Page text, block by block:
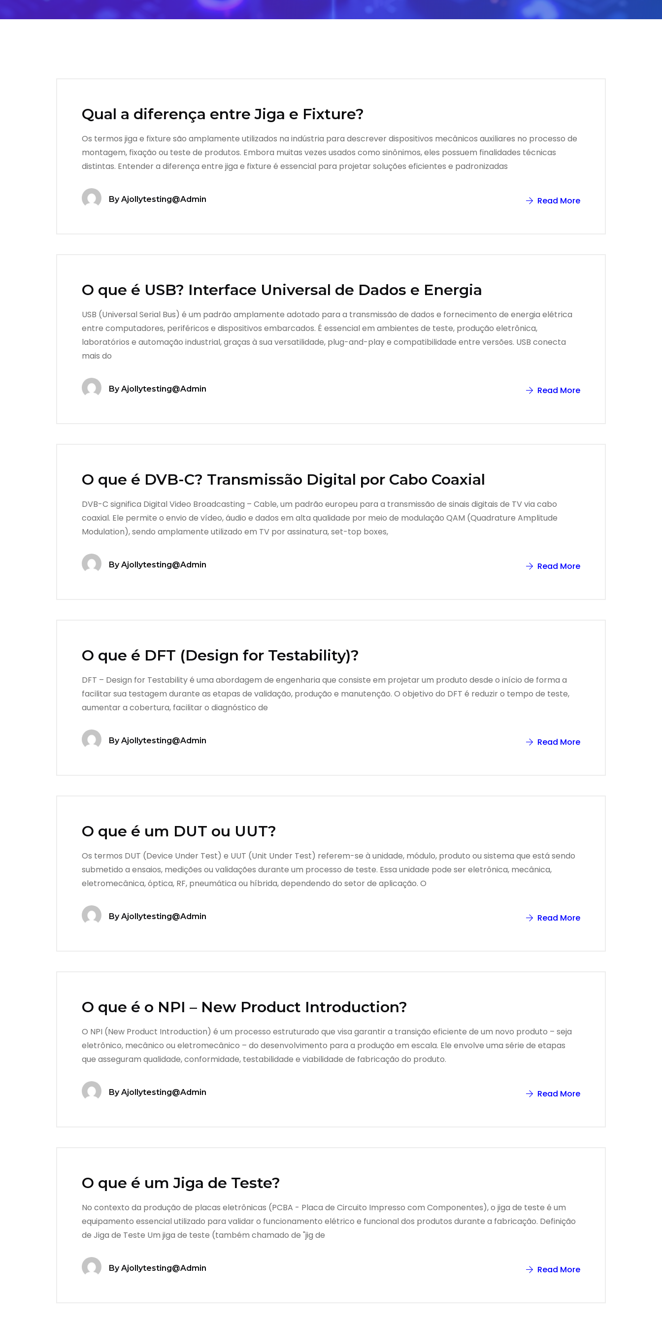
Qual a diferença entre Jiga e Fixture?
Os termos jiga e fixture são amplamente utilizados na indústria para descrever dispositivos mecânicos auxiliares no processo de
montagem, fixação ou teste de produtos. Embora muitas vezes usados como sinônimos, eles possuem finalidades técnicas
distintas. Entender a diferença entre jiga e fixture é essencial para projetar soluções eficientes e padronizadas
ByAjollytesting@admin Read More
O que é USB? Interface Universal de Dados e Energia
USB (Universal Serial Bus) é um padrão amplamente adotado para a transmissão de dados e fornecimento de energia elétrica
entre computadores, periféricos e dispositivos embarcados. É essencial em ambientes de teste, produção eletrônica,
laboratórios e automação industrial, graças à sua versatilidade, plug-and-play e compatibilidade entre versões. USB conecta
mais do
ByAjollytesting@admin Read More
O que é DVB-C? Transmissão Digital por Cabo Coaxial
DVB-C significa Digital Video Broadcasting – Cable, um padrão europeu para a transmissão de sinais digitais de TV via cabo
coaxial. Ele permite o envio de vídeo, áudio e dados em alta qualidade por meio de modulação QAM (Quadrature Amplitude
Modulation), sendo amplamente utilizado em TV por assinatura, set-top boxes,
ByAjollytesting@admin Read More
O que é DFT (Design for Testability)?
DFT – Design for Testability é uma abordagem de engenharia que consiste em projetar um produto desde o início de forma a
facilitar sua testagem durante as etapas de validação, produção e manutenção. O objetivo do DFT é reduzir o tempo de teste,
aumentar a cobertura, facilitar o diagnóstico de
ByAjollytesting@admin Read More
O que é um DUT ou UUT?
Os termos DUT (Device Under Test) e UUT (Unit Under Test) referem-se à unidade, módulo, produto ou sistema que está sendo
submetido a ensaios, medições ou validações durante um processo de teste. Essa unidade pode ser eletrônica, mecânica,
eletromecânica, óptica, RF, pneumática ou híbrida, dependendo do setor de aplicação. O
ByAjollytesting@admin Read More
O que é o NPI – New Product Introduction?
O NPI (New Product Introduction) é um processo estruturado que visa garantir a transição eficiente de um novo produto – seja
eletrônico, mecânico ou eletromecânico – do desenvolvimento para a produção em escala. Ele envolve uma série de etapas
que asseguram qualidade, conformidade, testabilidade e viabilidade de fabricação do produto.
ByAjollytesting@admin Read More
O que é um Jiga de Teste?
No contexto da produção de placas eletrônicas (PCBA - Placa de Circuito Impresso com Componentes), o jiga de teste é um
equipamento essencial utilizado para validar o funcionamento elétrico e funcional dos produtos durante a fabricação. Definição
de Jiga de Teste Um jiga de teste (também chamado de "jig de
ByAjollytesting@admin Read More